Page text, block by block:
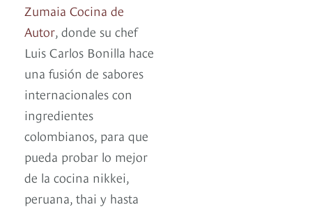
Zumaia Cocina de
Autor , donde su chef
Luis Carlos Bonilla hace
una fusión de sabores
internacionales con
ingredientes
colombianos, para que
pueda probar lo mejor
de la cocina nikkei,
peruana, thai y hasta